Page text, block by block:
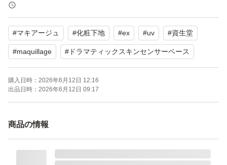
残量は半分〜4割くらいかと思いますが、重さを参考にご
検討ください。
箱はありません。購入時期は不明です。
コスメの中古、フリマにご理解のある方でお願いします。
#マキアージュ #化粧下地 #ex #uv #資生堂
#maquillage # ドラマティックスキンセンサーベース
購入日時： 2026年6月12日 12:16
出品日時： 2026年6月12日 09:17
商品の情報